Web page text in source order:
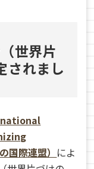
世界片
されまし
際連盟） によ